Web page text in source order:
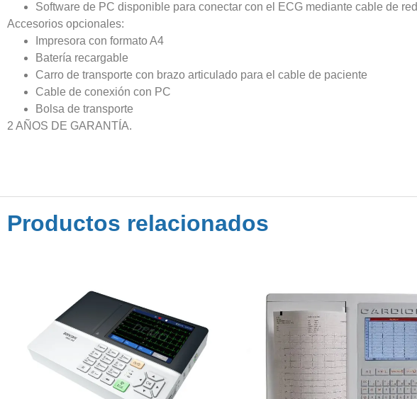
Software de PC disponible para conectar con el ECG mediante cable de red
Accesorios opcionales:
Impresora con formato A4
Batería recargable
Carro de transporte con brazo articulado para el cable de paciente
Cable de conexión con PC
Bolsa de transporte
2 AÑOS DE GARANTÍA.
Productos relacionados